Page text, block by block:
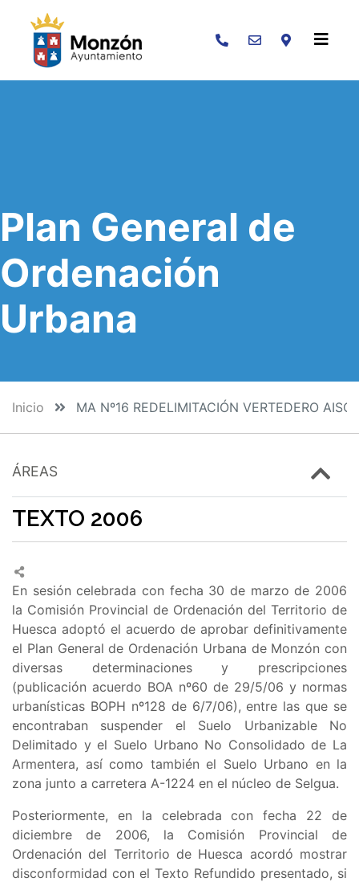
Buscar
Plan General de
Ordenación
Urbana
Inicio MA Nº16 REDELIMITACIÓN VERTEDERO
ÁREAS
TEXTO 2006
En sesión celebrada con fecha 30 de marzo de 2006
la Comisión Provincial de Ordenación del Territorio de
Huesca adoptó el acuerdo de aprobar definitivamente
el Plan General de Ordenación Urbana de Monzón con
diversas determinaciones y prescripciones
(publicación acuerdo BOA nº60 de 29/5/06 y normas
urbanísticas BOPH nº128 de 6/7/06), entre las que se
encontraban suspender el Suelo Urbanizable No
Delimitado y el Suelo Urbano No Consolidado de La
Armentera, así como también el Suelo Urbano en la
zona junto a carretera A-1224 en el núcleo de Selgua.
Posteriormente, en la celebrada con fecha 22 de
diciembre de 2006, la Comisión Provincial de
Ordenación del Territorio de Huesca acordó mostrar
disconformidad con el Texto Refundido presentado, si